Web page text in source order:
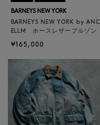
BARNEYS NEW YORK
BARNEYS NEW YORK by ANC
ELLM ホースレザーブルゾン
¥165,000